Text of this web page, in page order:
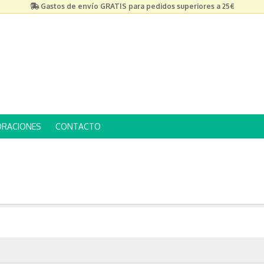
Gastos de envío GRATIS para pedidos superiores a 25€
CONTACTO